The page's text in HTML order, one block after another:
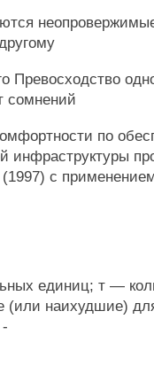
Превосходство
сомнений
по
инфраструктуры
(1997) с
единиц; т —
(или наихудшие)